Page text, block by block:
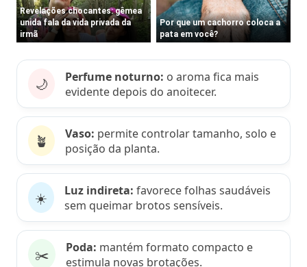
🌙 Perfume noturno: o aroma fica mais
evidente depois do anoitecer.
🪴 Vaso: permite controlar tamanho, solo e
posição da planta.
☀️ Luz indireta: favorece folhas saudáveis
sem queimar brotos sensíveis.
✂️ Poda: mantém formato compacto e
estimula novas brotações.